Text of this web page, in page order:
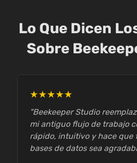
Lo Que Dicen
Sobre
★★★★★
"Beekeeper Studio
mi antiguo flujo de trabajo
rápido, intuitivo y hace que
bases de datos sea